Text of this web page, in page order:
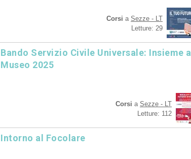
Corsi a Sezze - LT
Letture: 29
Bando Servizio Civile Universale: Insieme al
Museo 2025
Corsi a Sezze - LT
Letture: 112
Intorno al Focolare